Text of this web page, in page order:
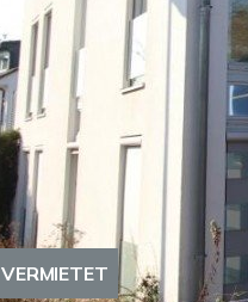
VERMIETET